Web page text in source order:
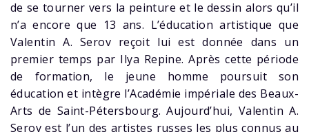
de se tourner vers la peinture et le dessin alors qu’il
n’a encore que 13 ans. L’éducation artistique que
Valentin A. Serov reçoit lui est donnée dans un
premier temps par Ilya Repine. Après cette période
de formation, le jeune homme poursuit son
éducation et intègre l’Académie impériale des Beaux-
Arts de Saint-Pétersbourg. Aujourd’hui, Valentin A.
Serov est l’un des artistes russes les plus connus au